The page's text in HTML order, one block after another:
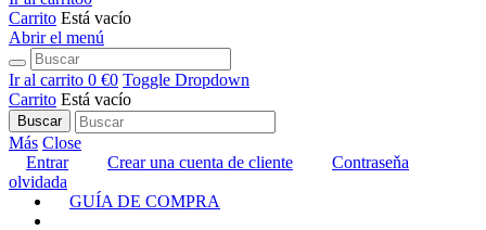
Carrito Está vacío
Abrir el menú
Ir al carrito 0 €0 Toggle Dropdown
Carrito Está vacío
Buscar
Más Close
Entrar
Crear una cuenta de cliente
Contraseňa
olvidada
GUÍA DE COMPRA